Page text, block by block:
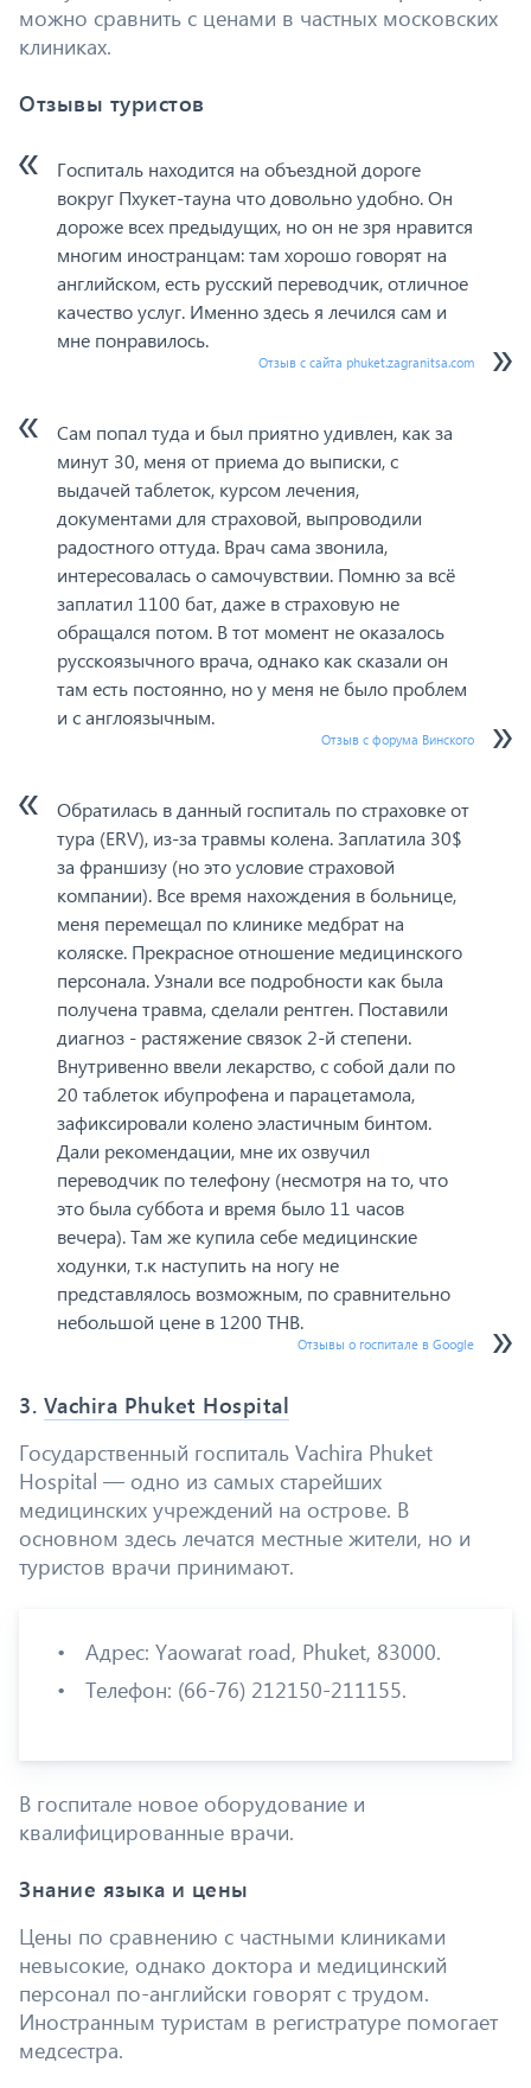
можно сравнить с ценами в частных московских
клиниках.
Отзывы туристов
Госпиталь находится на объездной дороге
вокруг Пхукет-тауна что довольно удобно. Он
дороже всех предыдущих, но он не зря нравится
многим иностранцам: там хорошо говорят на
английском, есть русский переводчик, отличное
качество услуг. Именно здесь я лечился сам и
мне понравилось.
Отзыв с сайта phuket.zagranitsa.com
Сам попал туда и был приятно удивлен, как за
минут 30, меня от приема до выписки, с
выдачей таблеток, курсом лечения,
документами для страховой, выпроводили
радостного оттуда. Врач сама звонила,
интересовалась о самочувствии. Помню за всё
заплатил 1100 бат, даже в страховую не
обращался потом. В тот момент не оказалось
русскоязычного врача, однако как сказали он
там есть постоянно, но у меня не было проблем
и с англоязычным.
Отзыв с форума Винского
Обратилась в данный госпиталь по страховке от
тура (ERV), из-за травмы колена. Заплатила 30$
за франшизу (но это условие страховой
компании). Все время нахождения в больнице,
меня перемещал по клинике медбрат на
коляске. Прекрасное отношение медицинского
персонала. Узнали все подробности как была
получена травма, сделали рентген. Поставили
диагноз - растяжение связок 2-й степени.
Внутривенно ввели лекарство, с собой дали по
20 таблеток ибупрофена и парацетамола,
зафиксировали колено эластичным бинтом.
Дали рекомендации, мне их озвучил
переводчик по телефону (несмотря на то, что
это была суббота и время было 11 часов
вечера). Там же купила себе медицинские
ходунки, т.к наступить на ногу не
представлялось возможным, по сравнительно
небольшой цене в 1200 THB.
Отзывы о госпитале в Google
3. Vachira Phuket Hospital
Государственный госпиталь Vachira Phuket
Hospital — одно из самых старейших
медицинских учреждений на острове. В
основном здесь лечатся местные жители, но и
туристов врачи принимают.
Адрес: Yaowarat road, Phuket, 83000.
Телефон: (66-76) 212150-211155.
В госпитале новое оборудование и
квалифицированные врачи.
Знание языка и цены
Цены по сравнению с частными клиниками
невысокие, однако доктора и медицинский
персонал по-английски говорят с трудом.
Иностранным туристам в регистратуре помогает
медсестра.